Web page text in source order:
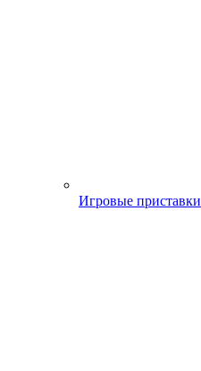
Игровые приставки